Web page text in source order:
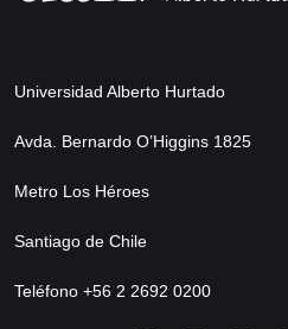
Universidad Alberto Hurtado
Avda. Bernardo O’Higgins 1825
Metro Los Héroes
Santiago de Chile
Teléfono +56 2 2692 0200